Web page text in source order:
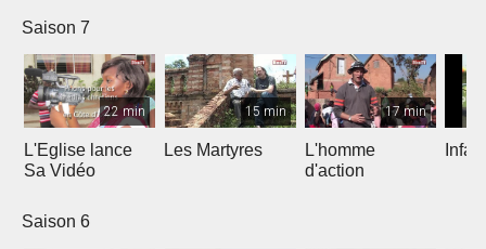
Saison 7
22 min
L'Eglise lance
Sa Vidéo
15 min
Les Martyres
17 min
L'homme
d'action
Saison 6